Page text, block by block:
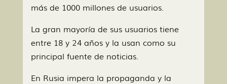
más de 1000 millones de usuarios.
La gran mayoría de sus usuarios tiene
entre 18 y 24 años y la usan como su
principal fuente de noticias.
En Rusia impera la propaganda y la